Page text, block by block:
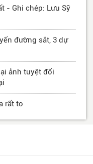
- Ghi chép: Lưu Sỹ
đường sắt, 3 dự
ảnh tuyệt đối
rất to